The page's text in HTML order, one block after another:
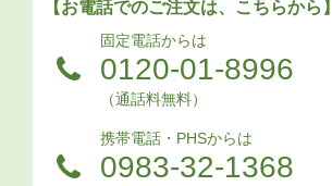
【お電話でのご注文は、こちらから】
固定電話からは
0120-01-8996
（通話料無料）
携帯電話・PHSからは
0983-32-1368